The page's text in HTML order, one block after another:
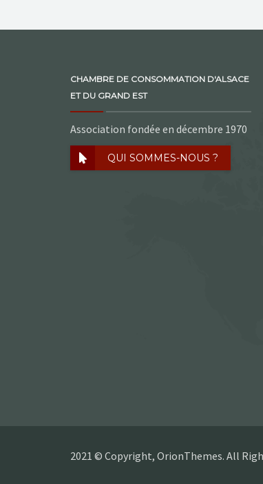
CHAMBRE DE CONSOMMATION D'ALSACE
ET DU GRAND EST
Association fondée en décembre 1970
QUI SOMMES-NOUS ?
2021 © Copyright, OrionThemes. All